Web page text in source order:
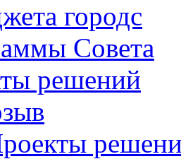
городс
Совета
решений